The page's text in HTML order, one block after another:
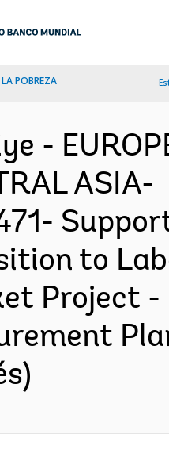
POBREZA
-
ASIA-
to
Project -